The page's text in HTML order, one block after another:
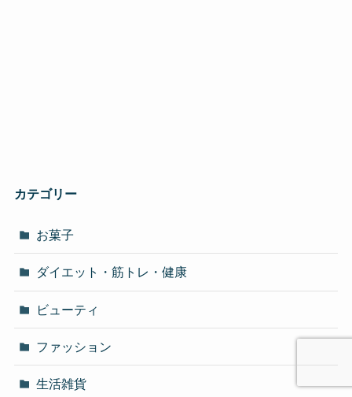
カテゴリー
お菓子
ダイエット・筋トレ・健康
ビューティ
ファッション
生活雑貨